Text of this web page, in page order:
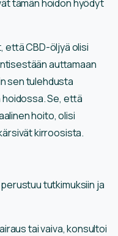
tämän hoidon hyödyt
että CBD-öljyä olisi
auttamaan
sen tulehdusta
Se, että
hoito, olisi
kirroosista.
tutkimuksiin ja
tai vaiva, konsultoi